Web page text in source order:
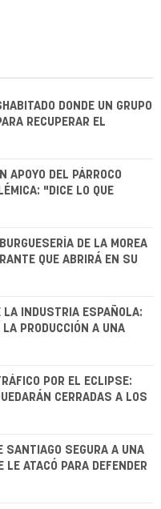
DONDE UN GRUPO
RECUPERAR EL
APOYO DEL PÁRROCO
"DICE LO QUE
DE LA MOREA
QUE ABRIRÁ EN SU
LA INDUSTRIA ESPAÑOLA:
PRODUCCIÓN A UNA
POR EL ECLIPSE:
CERRADAS A LOS
SANTIAGO SEGURA A UNA
LE ATACÓ PARA DEFENDER